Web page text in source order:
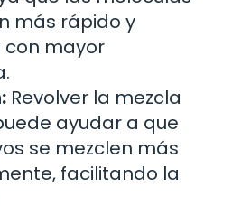
más rápido y
con mayor
Revolver la mezcla
ayudar a que
se mezclen más
facilitando la